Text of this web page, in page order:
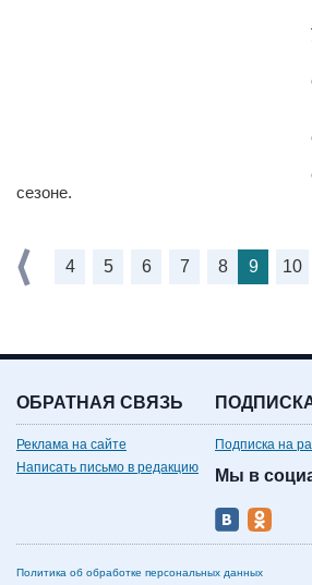
сезоне.
4 5 6 7 8 9 10
ОБРАТНАЯ СВЯЗЬ
Реклама на сайте
Написать письмо в редакцию
Подписка на
Мы в
Политика об обработке персональных данных